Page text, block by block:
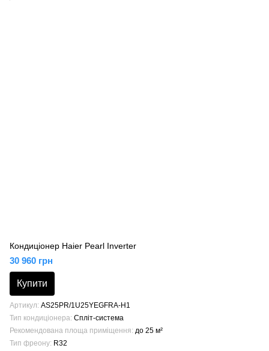
Кондиціонер Haier Pearl Inverter
30 960 грн
Купити
Артикул AS25PR/1U25YEGFRA-H1
Тип кондиціонера Спліт-система
Рекомендована площа приміщення до 25 м²
Тип фреону R32